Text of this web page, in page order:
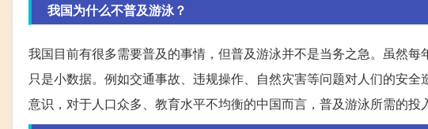
我国为什么不普及游泳？
我国目前有很多需要普及的事情，但普及游泳并不是当务之急。虽然
只是小数据。例如交通事故、违规操作、自然灾害等问题对人们的安
意识，对于人口众多、教育水平不均衡的中国而言，普及游泳所需的投